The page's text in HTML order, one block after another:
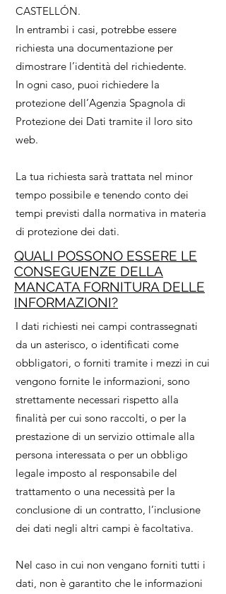
CASTELLÓN.
In entrambi i casi, potrebbe essere
richiesta una documentazione per
dimostrare l’identità del richiedente.
In ogni caso, puoi richiedere la
protezione dell’Agenzia Spagnola di
Protezione dei Dati tramite il loro sito
web.
La tua richiesta sarà trattata nel minor
tempo possibile e tenendo conto dei
tempi previsti dalla normativa in materia
di protezione dei dati.
QUALI POSSONO ESSERE LE
CONSEGUENZE DELLA
MANCATA FORNITURA DELLE
INFORMAZIONI?
I dati richiesti nei campi contrassegnati
da un asterisco, o identificati come
obbligatori, o forniti tramite i mezzi in cui
vengono fornite le informazioni, sono
strettamente necessari rispetto alla
finalità per cui sono raccolti, o per la
prestazione di un servizio ottimale alla
persona interessata o per un obbligo
legale imposto al responsabile del
trattamento o una necessità per la
conclusione di un contratto, l’inclusione
dei dati negli altri campi è facoltativa.
Nel caso in cui non vengano forniti tutti i
dati, non è garantito che le informazioni